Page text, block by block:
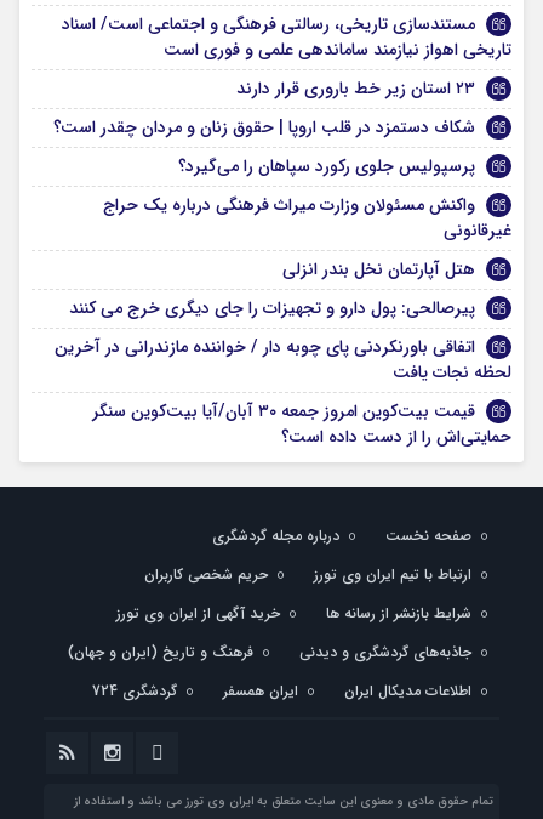
مستندسازی تاریخی، رسالتی فرهنگی و اجتماعی است/ اسناد
تاریخی اهواز نیازمند ساماندهی علمی و فوری است
۲۳ استان زیر خط باروری قرار دارند
شکاف دستمزد در قلب اروپا | حقوق زنان و مردان چقدر است؟
پرسپولیس جلوی رکورد سپاهان را می‌گیرد؟
واکنش مسئولان وزارت میراث فرهنگی درباره یک حراج
غیرقانونی
هتل آپارتمان نخل بندر انزلی
پیرصالحی: پول دارو و تجهیزات را جای دیگری خرج می کنند
اتفاقی باورنکردنی پای چوبه دار / خواننده مازندرانی در آخرین
لحظه نجات یافت
قیمت بیت‌‎کوین امروز جمعه ۳۰ آبان/آیا بیت‌کوین سنگر
حمایتی‌اش را از دست داده است؟
صفحه نخست
درباره مجله گردشگری
ارتباط با تیم ایران وی تورز
حریم شخصی کاربران
شرایط بازنشر از رسانه ها
خرید آگهی از ایران وی تورز
جاذبه‌های گردشگری و دیدنی
فرهنگ و تاریخ (ایران و جهان)
اطلاعات مدیکال ایران
ایران همسفر گردشگری 724
تمام حقوق مادی و معنوی این سایت متعلق به ایران وی تورز می باشد و استفاده از